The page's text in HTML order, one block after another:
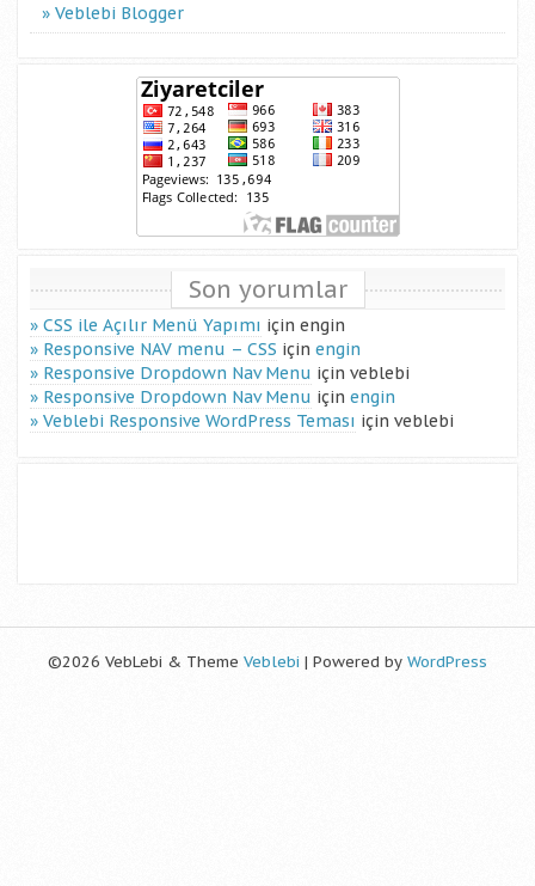
Veblebi Blogger
Son yorumlar
CSS ile Açılır Menü Yapımı için engin
Responsive NAV menu – CSS için engin
Responsive Dropdown Nav Menu için veblebi
Responsive Dropdown Nav Menu için engin
Veblebi Responsive WordPress Teması için veblebi
©2026 VebLebi & Theme Veblebi | Powered by WordPress